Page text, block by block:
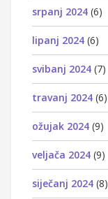
srpanj 2024 (6)
lipanj 2024 (6)
svibanj 2024 (7)
travanj 2024 (6)
ožujak 2024 (9)
veljača 2024 (9)
siječanj 2024 (8)